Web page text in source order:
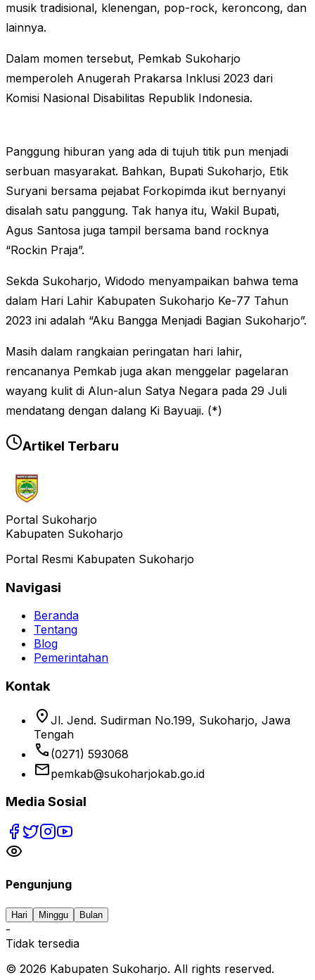
musik tradisional, klenengan, pop-rock, keroncong, dan
lainnya.
Dalam momen tersebut, Pemkab Sukoharjo
memperoleh Anugerah Prakarsa Inklusi 2023 dari
Komisi Nasional Disabilitas Republik Indonesia.
Panggung hiburan yang ada di tujuh titik pun menjadi
serbuan masyarakat. Bahkan, Bupati Sukoharjo, Etik
Suryani bersama pejabat Forkopimda ikut bernyanyi
disalah satu panggung. Tak hanya itu, Wakil Bupati,
Agus Santosa juga tampil bersama band rocknya
“Rockin Praja”.
Sekda Sukoharjo, Widodo menyampaikan bahwa tema
dalam Hari Lahir Kabupaten Sukoharjo Ke-77 Tahun
2023 ini adalah “Aku Bangga Menjadi Bagian Sukoharjo”.
Masih dalam rangkaian peringatan hari lahir,
rencananya Pemkab juga akan menggelar pagelaran
wayang kulit di Alun-alun Satya Negara pada 29 Juli
mendatang dengan dalang Ki Bayuaji. (*)
Artikel Terbaru
Portal Sukoharjo
Kabupaten Sukoharjo
Portal Resmi Kabupaten Sukoharjo
Navigasi
Beranda
Tentang
Blog
Pemerintahan
Kontak
location_on Jl. Jend. Sudirman No.199, Sukoharjo, Jawa
Tengah
phone (0271) 593068
emailpemkab@sukoharjokab.go.id
Media Sosial
Pengunjung
Hari Minggu Bulan
-
Tidak tersedia
© 2026 Kabupaten Sukoharjo. All rights reserved.